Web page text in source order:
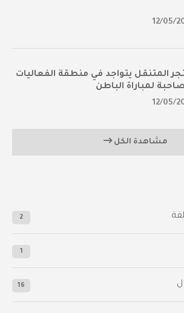
12/05/
المتنقل يتواجد في منطقة الفعاليات
لمباراة الباطن
12/05/
مشاهدة الكل
2
1
16